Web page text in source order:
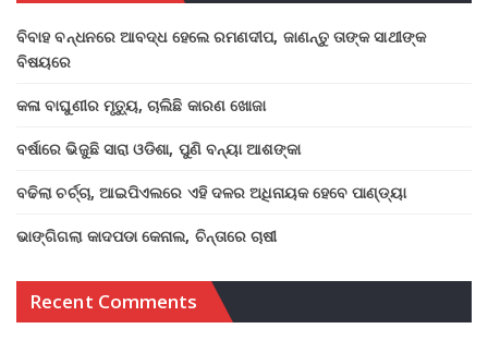
ବିବାହ ବନ୍ଧନରେ ଆବଦ୍ଧ ହେଲେ ରମଣଦୀପ, ଜାଣନ୍ତୁ ତାଙ୍କ ସାଥୀଙ୍କ
ବିଷୟରେ
କଳା ବାଘୁଣୀର ମୃତ୍ୟୁ, ଚାଲିଛି କାରଣ ଖୋଜା
ବର୍ଷାରେ ଭିଜୁଛି ସାରା ଓଡିଶା, ପୁଣି ବନ୍ୟା ଆଶଙ୍କା
ବଢିଲା ଚର୍ଚ୍ଚା, ଆଇପିଏଲରେ ଏହି ଦଳର ଅଧିନାୟକ ହେବେ ପାଣ୍ଡ୍ୟା
ଭାଙ୍ଗିଗଲା କାଦପଡା କେନାଲ, ଚିନ୍ତାରେ ଚାଷୀ
Recent Comments